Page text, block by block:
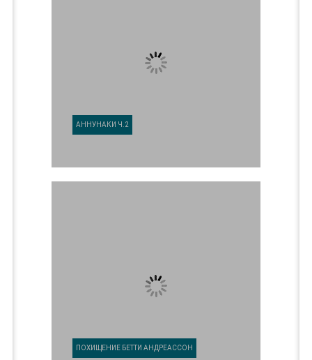
АННУНАКИ Ч.2
ПОХИЩЕНИЕ БЕТТИ АНДРЕАССОН